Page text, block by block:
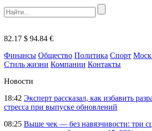
82.17 $ 94.84 €
Финансы Общество Политика Спорт
Стиль жизни Компании Контакты
Новости
18:42 Эксперт рассказал, как избавить
стресса при выпуске обновлений
08:25 Выше чек — без навязчивости: три